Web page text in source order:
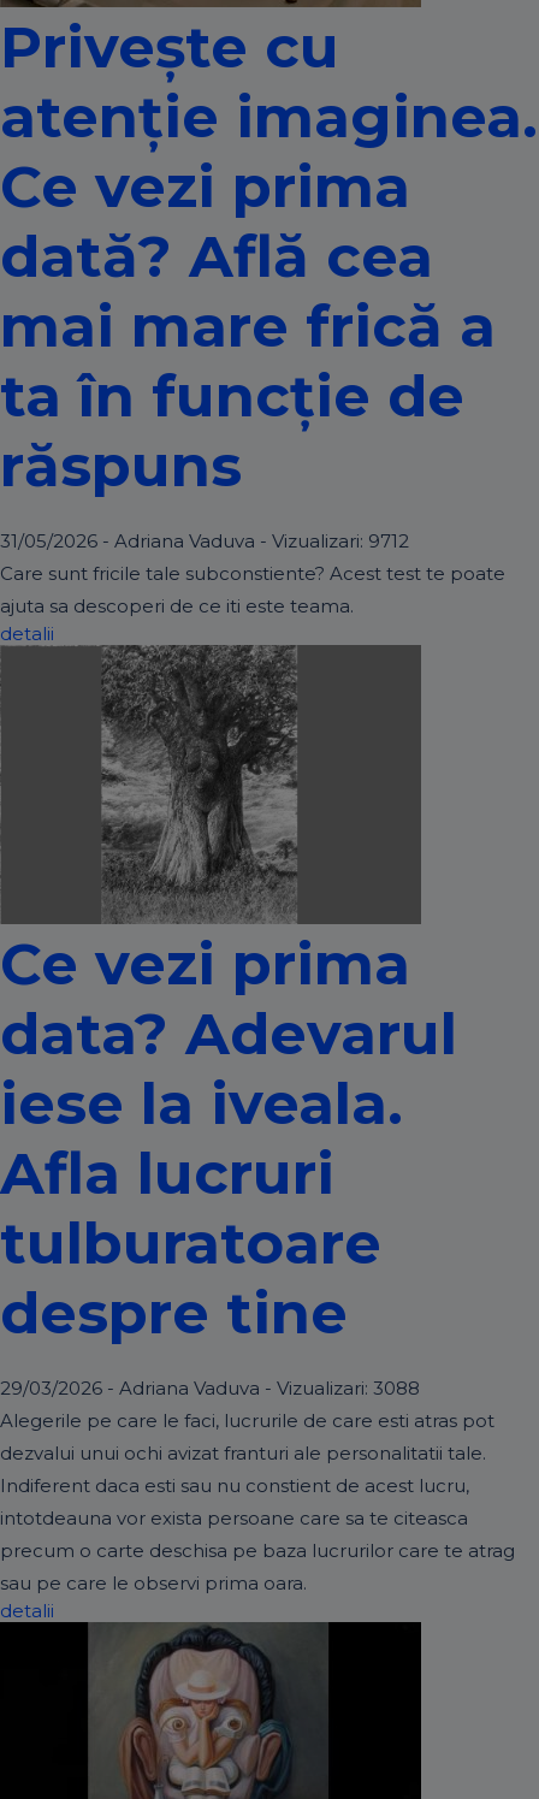
Privește cu
atenție imaginea.
Ce vezi prima
dată? Află cea
mai mare frică a
ta în funcție de
răspuns
31/05/2026 - Adriana Vaduva - Vizualizari: 9712
Care sunt fricile tale subconstiente? Acest test te poate
ajuta sa descoperi de ce iti este teama.
detalii
Ce vezi prima
data? Adevarul
iese la iveala.
Afla lucruri
tulburatoare
despre tine
29/03/2026 - Adriana Vaduva - Vizualizari: 3088
Alegerile pe care le faci, lucrurile de care esti atras pot
dezvalui unui ochi avizat franturi ale personalitatii tale.
Indiferent daca esti sau nu constient de acest lucru,
intotdeauna vor exista persoane care sa te citeasca
precum o carte deschisa pe baza lucrurilor care te atrag
sau pe care le observi prima oara.
detalii